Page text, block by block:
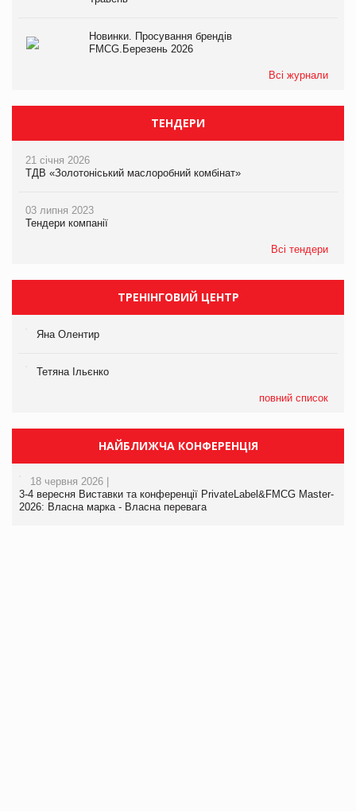
Новинки. Просування брендів
FMCG.Березень 2026
Всі журнали
ТЕНДЕРИ
21 січня 2026
ТДВ «Золотоніський маслоробний комбінат»
03 липня 2023
Тендери компанії
Всі тендери
ТРЕНІНГОВИЙ ЦЕНТР
Яна Олентир
Тетяна Ільєнко
повний список
НАЙБЛИЖЧА КОНФЕРЕНЦІЯ
18 червня 2026 |
3-4 вересня Виставки та конференції PrivateLabel&FMCG Master-
2026: Власна марка - Власна перевага